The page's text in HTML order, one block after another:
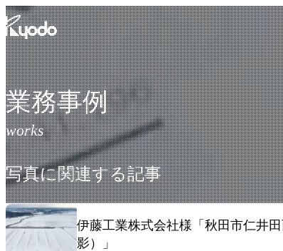
コ
ン
テ
ン
ツ
を
表
示
業務事例
写真に関連する記事
伊藤工業株式会社様「秋田市仁井
影）」